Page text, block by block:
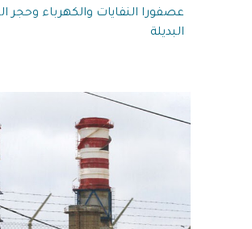
عصفورا النفايات والكهرباء وحجر
البديلة